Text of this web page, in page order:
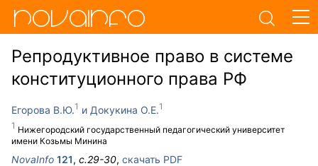
Репродуктивное право в системе
конституционного права РФ
Егорова В.Ю.
Нижегородский государственный педагогический университет
имени Козьмы Минина
Докукина О.Е.
NovaInfo 121, с.29-30, скачать PDF